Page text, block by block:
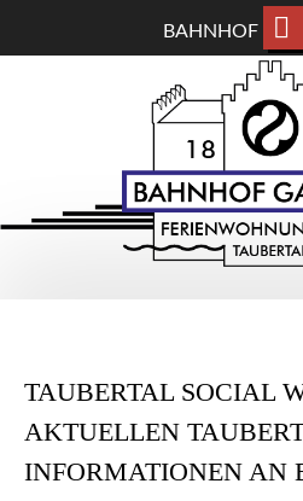
BAHNHOF
BAHNHOF
Ferienwohnung und
TAUBERTAL SOCIAL
AKTUELLEN
INFORMATIONEN AN